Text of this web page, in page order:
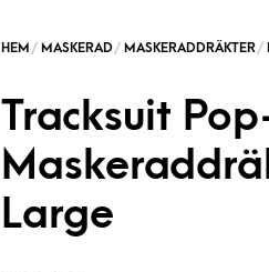
Tracksuit
Large